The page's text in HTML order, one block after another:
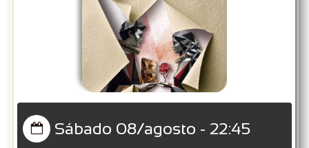
Sábado 08/agosto - 22:45
